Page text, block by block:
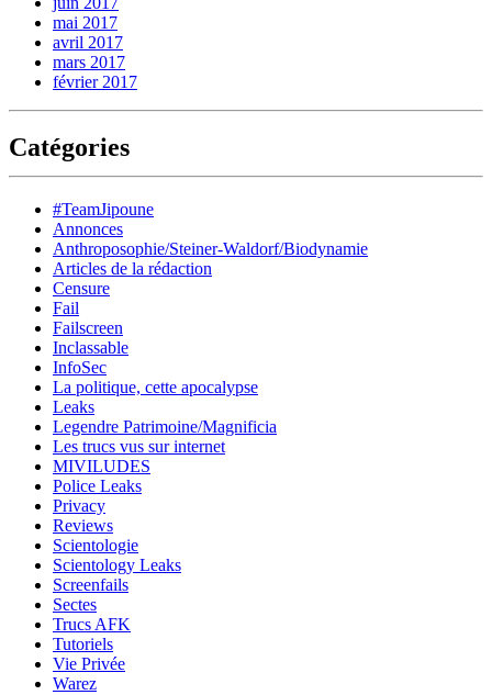
mai 2017
avril 2017
mars 2017
février 2017
Catégories
#TeamJipoune
Annonces
Anthroposophie/Steiner-Waldorf/Biodynamie
Articles de la rédaction
Censure
Fail
Failscreen
Inclassable
InfoSec
La politique, cette apocalypse
Leaks
Legendre Patrimoine/Magnificia
Les trucs vus sur internet
MIVILUDES
Police Leaks
Privacy
Reviews
Scientologie
Scientology Leaks
Screenfails
Sectes
Trucs AFK
Tutoriels
Vie Privée
Warez